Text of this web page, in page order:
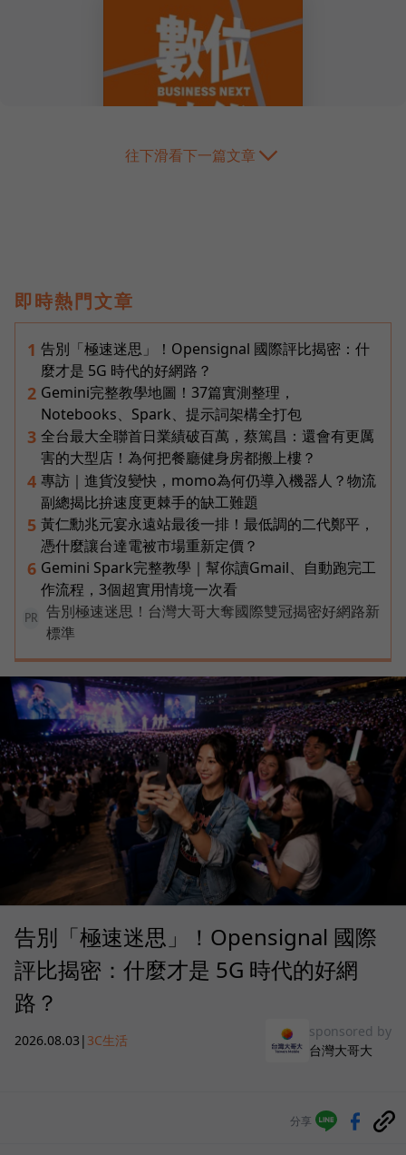
往下滑看下一篇文章
即時熱門文章
1 告別「極速迷思」！Opensignal 國際評比揭密：什
麼才是 5G 時代的好網路？
2 Gemini完整教學地圖！37篇實測整理，
Notebooks、Spark、提示詞架構全打包
3 全台最大全聯首日業績破百萬，蔡篤昌：還會有更厲
害的大型店！為何把餐廳健身房都搬上樓？
4 專訪｜進貨沒變快，momo為何仍導入機器人？物流
副總揭比拚速度更棘手的缺工難題
5 黃仁勳兆元宴永遠站最後一排！最低調的二代鄭平，
憑什麼讓台達電被市場重新定價？
6 Gemini Spark完整教學｜幫你讀Gmail、自動跑完工
作流程，3個超實用情境一次看
PR
告別極速迷思！台灣大哥大奪國際雙冠揭密好網路新
標準
告別「極速迷思」！Opensignal 國際
評比揭密：什麼才是 5G 時代的好網
路？
2026.08.03 | 3C生活
sponsored by
台灣大哥大
分享